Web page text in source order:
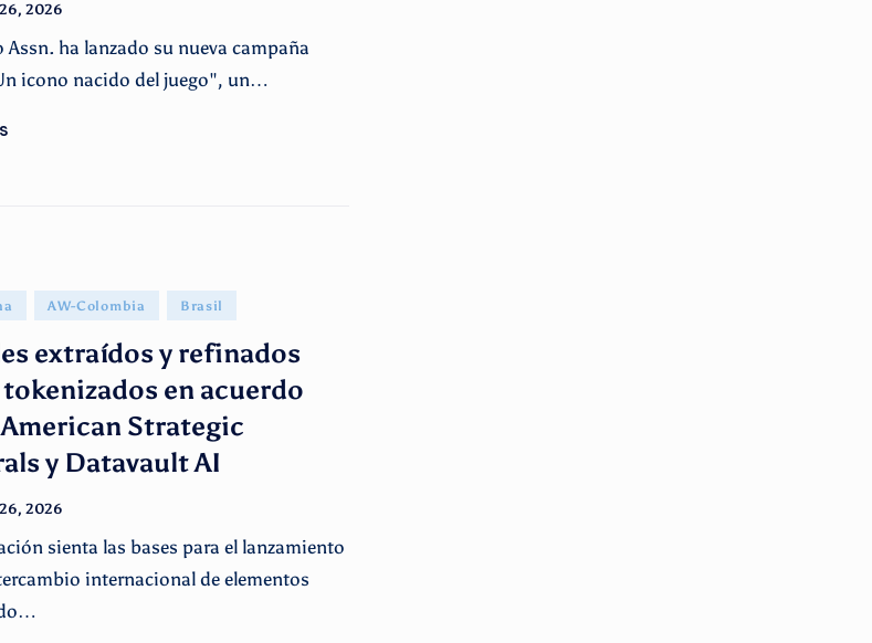
2026
Assn. ha lanzado su nueva campaña
icono nacido del juego", un…
AW-Colombia Brasil
extraídos y refinados
en acuerdo
Strategic
y Datavault AI
2026
sienta las bases para el lanzamiento
internacional de elementos